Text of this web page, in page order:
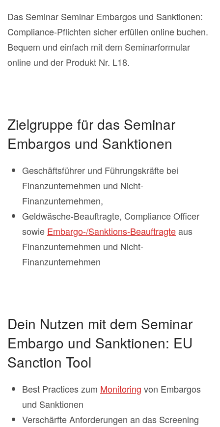
Das Seminar Seminar Embargos und Sanktionen:
Compliance-Pflichten sicher erfüllen online buchen.
Bequem und einfach mit dem Seminarformular
online und der Produkt Nr. L18.
Zielgruppe für das Seminar
Embargos und Sanktionen
Geschäftsführer und Führungskräfte bei
Finanzunternehmen und Nicht-
Finanzunternehmen,
Geldwäsche-Beauftragte, Compliance Officer
sowie Embargo-/Sanktions-Beauftragteaus
Finanzunternehmen und Nicht-
Finanzunternehmen
Dein Nutzen mit dem Seminar
Embargo und Sanktionen: EU
Sanction Tool
Best Practices zum Monitoring von Embargos
und Sanktionen
Verschärfte Anforderungen an das Screening